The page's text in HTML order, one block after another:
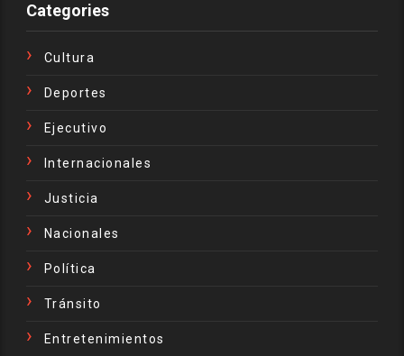
Categories
Cultura
Deportes
Ejecutivo
Internacionales
Justicia
Nacionales
Política
Tránsito
Entretenimientos